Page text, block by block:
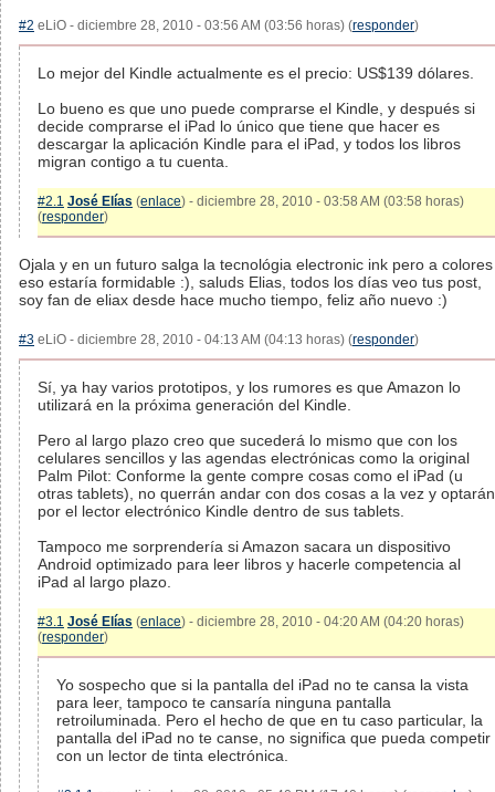
#2 eLiO - diciembre 28, 2010 - 03:56 AM (03:56 horas) (responder)
Lo mejor del Kindle actualmente es el precio: US$139 dólares.
Lo bueno es que uno puede comprarse el Kindle, y después si
decide comprarse el iPad lo único que tiene que hacer es
descargar la aplicación Kindle para el iPad, y todos los libros
migran contigo a tu cuenta.
#2.1 José Elías (enlace) - diciembre 28, 2010 - 03:58 AM (03:58 horas)
(responder)
Ojala y en un futuro salga la tecnológia electronic ink pero a colores
eso estaría formidable :), saluds Elias, todos los días veo tus post,
soy fan de eliax desde hace mucho tiempo, feliz año nuevo :)
#3 eLiO - diciembre 28, 2010 - 04:13 AM (04:13 horas) (responder)
Sí, ya hay varios prototipos, y los rumores es que Amazon lo
utilizará en la próxima generación del Kindle.
Pero al largo plazo creo que sucederá lo mismo que con los
celulares sencillos y las agendas electrónicas como la original
Palm Pilot: Conforme la gente compre cosas como el iPad (u
otras tablets), no querrán andar con dos cosas a la vez y optarán
por el lector electrónico Kindle dentro de sus tablets.
Tampoco me sorprendería si Amazon sacara un dispositivo
Android optimizado para leer libros y hacerle competencia al
iPad al largo plazo.
#3.1 José Elías (enlace) - diciembre 28, 2010 - 04:20 AM (04:20 horas)
(responder)
Yo sospecho que si la pantalla del iPad no te cansa la vista
para leer, tampoco te cansaría ninguna pantalla
retroiluminada. Pero el hecho de que en tu caso particular, la
pantalla del iPad no te canse, no significa que pueda competir
con un lector de tinta electrónica.